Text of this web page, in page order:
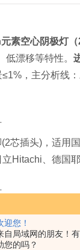
迎您！
自局域网的朋友！
您的吗？
素空心阴极灯（
漂移等特性。
，主分析线
(2芯插头)，适用
Hitachi、德国
芯插头)，
适用
美析、安徽皖